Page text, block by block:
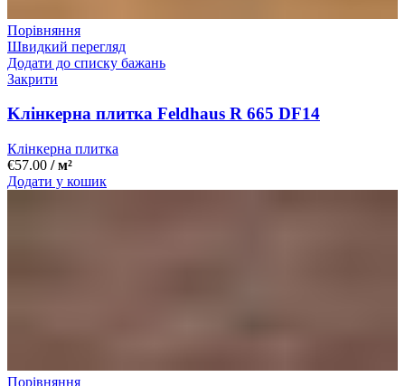
Порівняння
Швидкий перегляд
Додати до списку бажань
Закрити
Kлінкерна плитка Feldhaus R 665 DF14
Клінкерна плитка
€57.00 / м²
Додати у кошик
Порівняння